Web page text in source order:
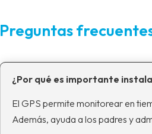
Preguntas
¿Por qué es importante
El GPS permite monitorear en
Además, ayuda a los padres y